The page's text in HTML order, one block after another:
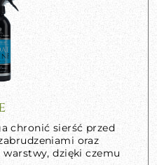
chronić sierść przed
oraz
warstwy, dzięki czemu